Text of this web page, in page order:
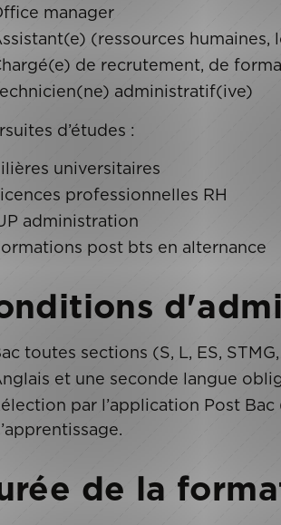
manager
(ressources
de recrutement, de
administratif(ive)
d’études :
universitaires
professionnelles RH
administration
post bts en alternance
toutes sections (S, L, ES,
et une seconde langue
par l’application Post
de la